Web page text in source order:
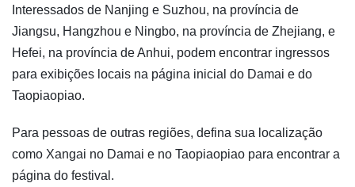
Interessados de Nanjing e Suzhou, na província de
Jiangsu, Hangzhou e Ningbo, na província de Zhejiang, e
Hefei, na província de Anhui, podem encontrar ingressos
para exibições locais na página inicial do Damai e do
Taopiaopiao.
Para pessoas de outras regiões, defina sua localização
como Xangai no Damai e no Taopiaopiao para encontrar a
página do festival.